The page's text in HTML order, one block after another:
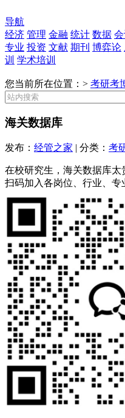
导航
经济 管理 金融 统计 数据
专业 投资 文献 期刊 博弈论
训 学术培训
您当前所在位置：> 考研考
海关数据库
发布： 经管之家 | 分类： 考
在校研究生，海关数据库太
扫码加入各岗位、行业、专